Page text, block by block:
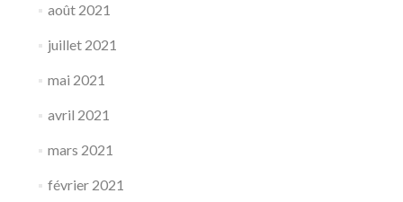
août 2021
juillet 2021
mai 2021
avril 2021
mars 2021
février 2021